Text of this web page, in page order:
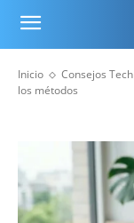
Inicio Consejos Tech
los métodos